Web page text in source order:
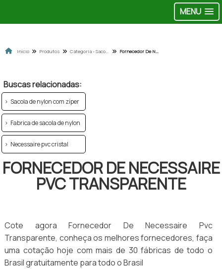
MENU
Início Produtos Categoria - Sacolas de pvc e nylon Fornecedor De Necessaire Pvc Transparente
Buscas relacionadas:
Sacola de nylon com zíper
Fabrica de sacola de nylon
Necessaire pvc cristal
FORNECEDOR DE NECESSAIRE
PVC TRANSPARENTE
Cote agora Fornecedor De Necessaire Pvc
Transparente, conheça os melhores fornecedores, faça
uma cotação hoje com mais de 30 fábricas de todo o
Brasil gratuitamente para todo o Brasil